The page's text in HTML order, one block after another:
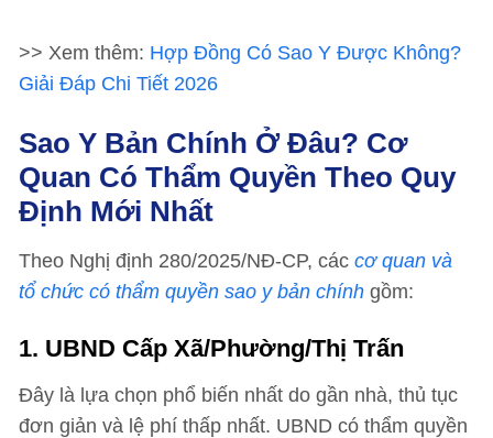
>> Xem thêm: Hợp Đồng Có Sao Y Được Không?
Giải Đáp Chi Tiết 2026
Sao Y Bản Chính Ở Đâu? Cơ
Quan Có Thẩm Quyền Theo Quy
Định Mới Nhất
Theo Nghị định 280/2025/NĐ-CP, các cơ quan và
tổ chức có thẩm quyền sao y bản chính gồm:
1. UBND Cấp Xã/phường/thị Trấn
Đây là lựa chọn phổ biến nhất do gần nhà, thủ tục
đơn giản và lệ phí thấp nhất. UBND có thẩm quyền